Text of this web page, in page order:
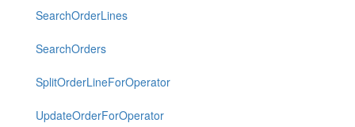
SearchOrderLines
SearchOrders
SplitOrderLineForOperator
UpdateOrderForOperator